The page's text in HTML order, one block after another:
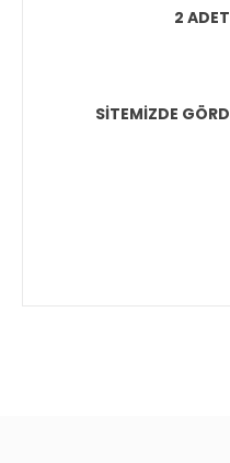
2
SİTEMİZDE